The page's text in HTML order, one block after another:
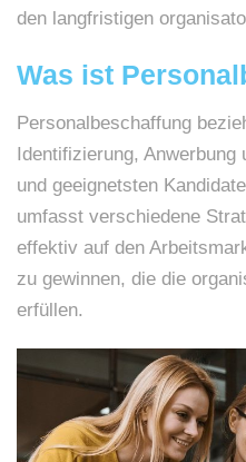
den langfristigen
Was ist
Personalbeschaffung
Identifizierung, Anwerbung
und geeignetsten
umfasst verschiedene
effektiv auf den
zu gewinnen, die die
erfüllen.